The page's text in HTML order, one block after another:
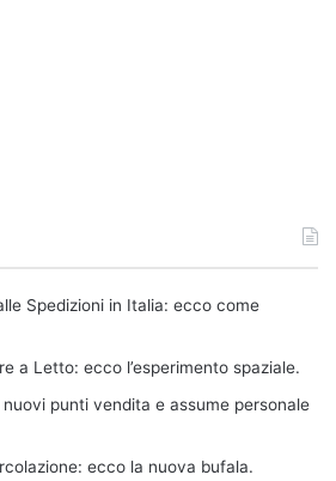
Spedizioni in Italia: ecco come
a Letto: ecco l’esperimento spaziale.
punti vendita e assume personale
ecco la nuova bufala.